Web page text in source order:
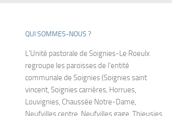
QUI SOMMES-NOUS ?
L’Unité pastorale de Soignies-Le Roeulx
regroupe les paroisses de l’entité
communale de Soignies (Soignies saint
vincent, Soignies carrières, Horrues,
Louvignies, Chaussée Notre-Dame,
Neufvilles centre, Neufvilles gage, Thieusies,